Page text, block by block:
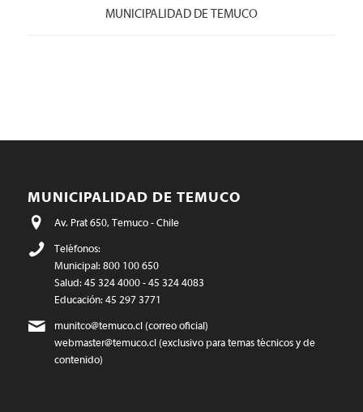
MUNICIPALIDAD DE TEMUCO
MUNICIPALIDAD DE TEMUCO
Av. Prat 650, Temuco - Chile
Teléfonos:
Municipal: 800 100 650
Salud: 45 324 4000 - 45 324 4083
Educación: 45 297 3771
munitco@temuco.cl(correo oficial)
webmaster@temuco.cl(exclusivo para temas técnicos y de
contenido)